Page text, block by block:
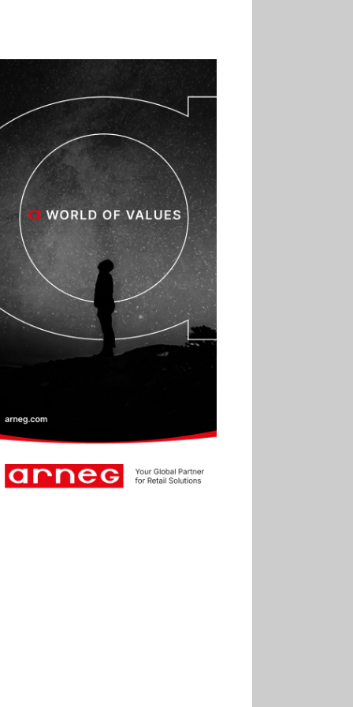
réduire sa consommation
01.07
Aldi Studio lance sa
première collection capsule
inspirée de ses codes
visuels
01.07
Cafom annonce
des résultats semestriels en
hausse, portés par le e-
commerce
30.06
La Sportiva affiche
une croissance solide en
2025
30.06
Canicule : les